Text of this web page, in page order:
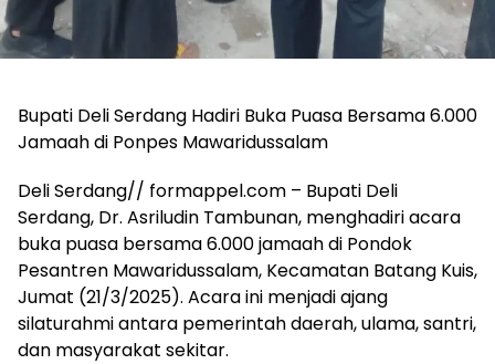
Bupati Deli Serdang Hadiri Buka Puasa Bersama 6.000
Jamaah di Ponpes Mawaridussalam
Deli Serdang// formappel.com – Bupati Deli
Serdang, Dr. Asriludin Tambunan, menghadiri acara
buka puasa bersama 6.000 jamaah di Pondok
Pesantren Mawaridussalam, Kecamatan Batang Kuis,
Jumat (21/3/2025). Acara ini menjadi ajang
silaturahmi antara pemerintah daerah, ulama, santri,
dan masyarakat sekitar.